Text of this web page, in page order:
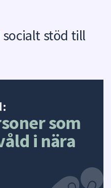
socialt stöd till
som
i nära